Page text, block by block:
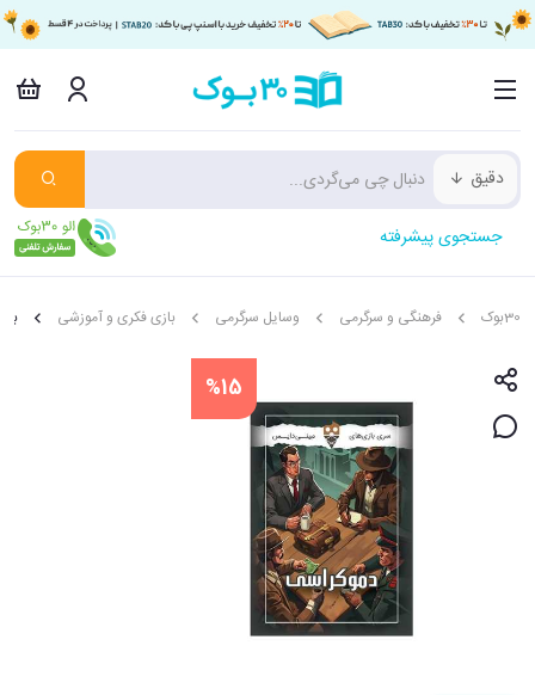
دقیق
جستجوی پیشرفته
30بوک فرهنگی و سرگرمی وسایل سرگرمی بازی فکری و آموزشی
%15